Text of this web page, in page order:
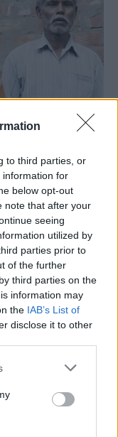
to third parties, or
information for
below opt-out
note that after your
seeing
utilized by
parties prior to
of the further
third parties on the
information may
the IAB’s List of
disclose it to other